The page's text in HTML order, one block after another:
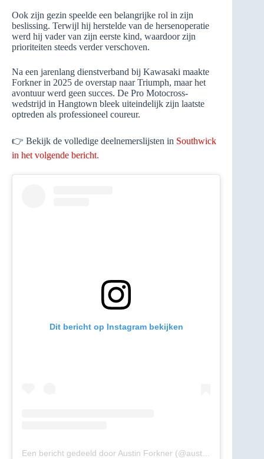
Ook zijn gezin speelde een belangrijke rol in zijn
beslissing. Terwijl hij herstelde van de hersenoperatie
werd hij vader van zijn eerste kind, waardoor zijn
prioriteiten steeds verder verschoven.
Na een jarenlang dienstverband bij Kawasaki maakte
Forkner in 2025 de overstap naar Triumph, maar het
avontuur werd geen succes. De Pro Motocross-
wedstrijd in Hangtown bleek uiteindelijk zijn laatste
optreden als professioneel coureur.
👉 Bekijk de volledige deelnemerslijsten in Southwick
in het volgende bericht.
Dit bericht op Instagram bekijken
Een bericht gedeeld door Austin Forkner (@austinforkner)